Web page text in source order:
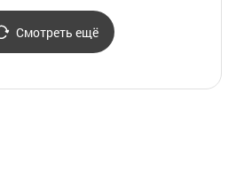
Косэндэ) (화암동굴
(강원고생대
국가지질공원))
Смотреть ещё